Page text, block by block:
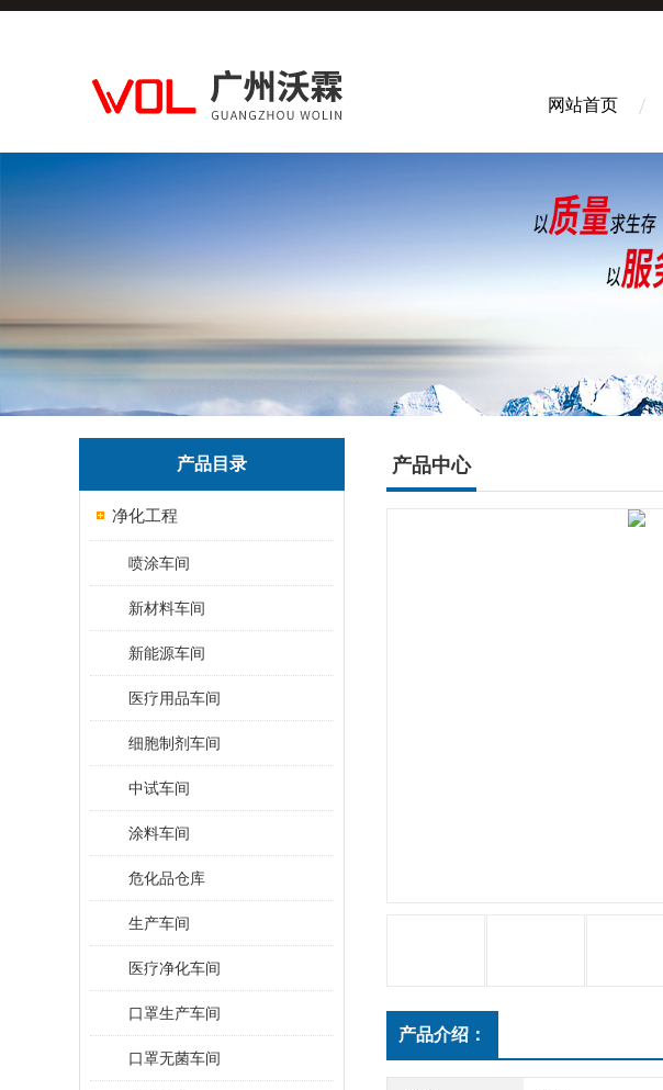
网站首页
产品目录
净化工程
喷涂车间
新材料车间
新能源车间
医疗用品车间
细胞制剂车间
中试车间
涂料车间
危化品仓库
生产车间
医疗净化车间
口罩生产车间
口罩无菌车间
产品中心
产品介绍：